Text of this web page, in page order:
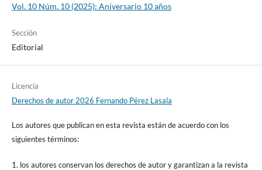
Vol. 10 Núm. 10 (2025): Aniversario 10 años
Sección
Editorial
Licencia
Derechos de autor 2026 Fernando Pérez Lasala
Los autores que publican en esta revista están de acuerdo con los
siguientes términos:
1. los autores conservan los derechos de autor y garantizan a la revista